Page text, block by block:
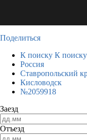
Поделиться
К поиску К поиску
Россия
Ставропольский
Кисловодск
№2059918
Заезд
Отъезд